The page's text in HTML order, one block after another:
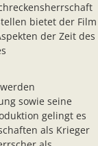
bietet der Film
der Zeit des
sowie seine
gelingt es
als Krieger